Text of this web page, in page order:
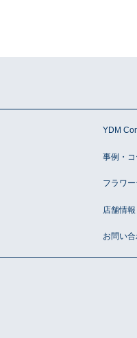
YDM
事例・
フラワ
店舗情
お問い